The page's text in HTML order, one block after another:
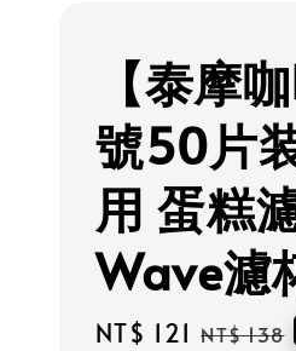
【泰摩
號50片
用 蛋糕
Wave濾
Sale
NT$ 121 Regular
NT$ 138